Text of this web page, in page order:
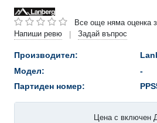
Все още няма оценка
Напиши ревю
| Задай въпрос
Производител:
Модел:
-
Партиден номер:
Цена с включен